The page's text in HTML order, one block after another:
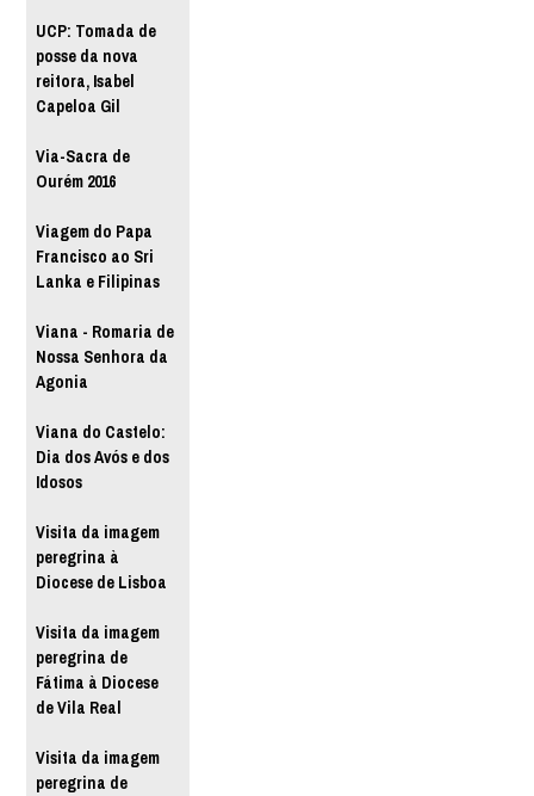
UCP: Tomada de
posse da nova
reitora, Isabel
Capeloa Gil
Via-Sacra de
Ourém 2016
Viagem do Papa
Francisco ao Sri
Lanka e Filipinas
Viana - Romaria de
Nossa Senhora da
Agonia
Viana do Castelo:
Dia dos Avós e dos
Idosos
Visita da imagem
peregrina à
Diocese de Lisboa
Visita da imagem
peregrina de
Fátima à Diocese
de Vila Real
Visita da imagem
peregrina de